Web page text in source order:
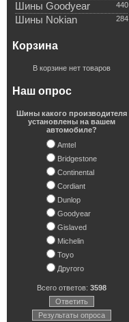
440
Шины Goodyear
284
Шины Nokian
Корзина
В корзине нет товаров
Наш опрос
Шины какого производителя
установлены на вашем
автомобиле?
Amtel
Bridgestone
Continental
Cordiant
Dunlop
Goodyear
Gislaved
Michelin
Toyo
Другого
Всего ответов: 3598
Ответить
Результаты опроса